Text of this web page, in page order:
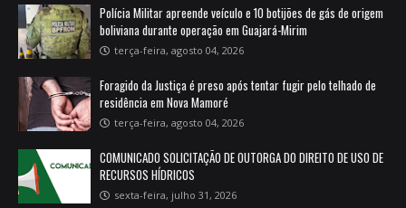
Polícia Militar apreende veículo e 10 botijões de gás de origem
boliviana durante operação em Guajará-Mirim
terça-feira, agosto 04, 2026
Foragido da Justiça é preso após tentar fugir pelo telhado de
residência em Nova Mamoré
terça-feira, agosto 04, 2026
COMUNICADO SOLICITAÇÃO DE OUTORGA DO DIREITO DE USO DE
RECURSOS HÍDRICOS
sexta-feira, julho 31, 2026